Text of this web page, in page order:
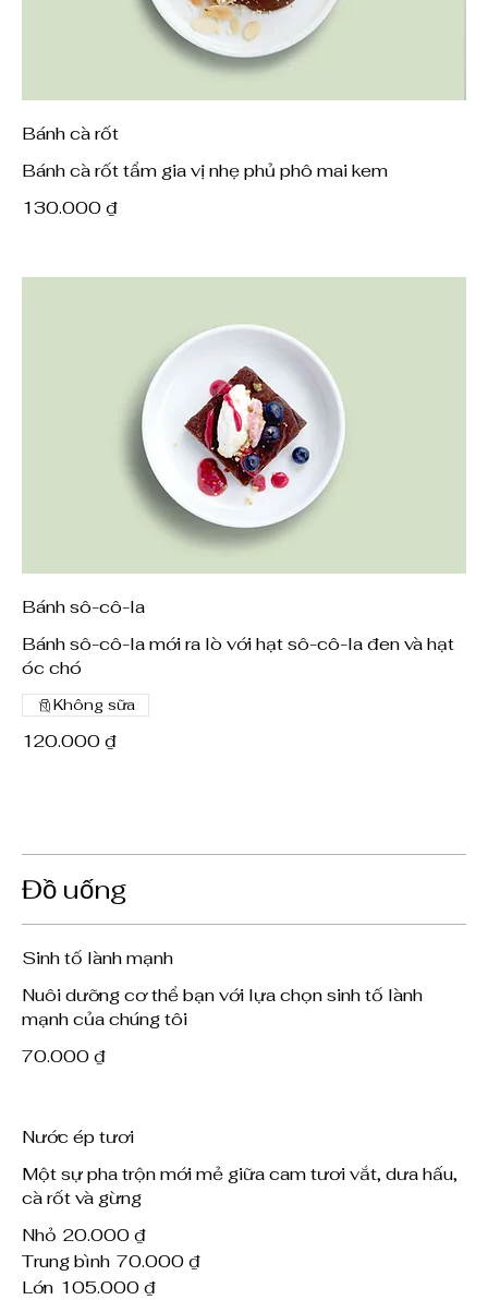
Bánh cà rốt
Bánh cà rốt tẩm gia vị nhẹ phủ phô mai kem
130.000 ₫
Bánh sô-cô-la
Bánh sô-cô-la mới ra lò với hạt sô-cô-la đen và hạt
óc chó
120.000 ₫
Không sữa
Đồ uống
Sinh tố lành mạnh
Nuôi dưỡng cơ thể bạn với lựa chọn sinh tố lành
mạnh của chúng tôi
70.000 ₫
Nước ép tươi
Một sự pha trộn mới mẻ giữa cam tươi vắt, dưa hấu,
cà rốt và gừng
Nhỏ 20.000 ₫
Trung bình 70.000 ₫
Lớn 105.000 ₫